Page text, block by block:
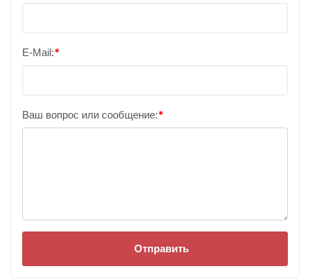
E-Mail:
Ваш вопрос или сообщение:
Отправить